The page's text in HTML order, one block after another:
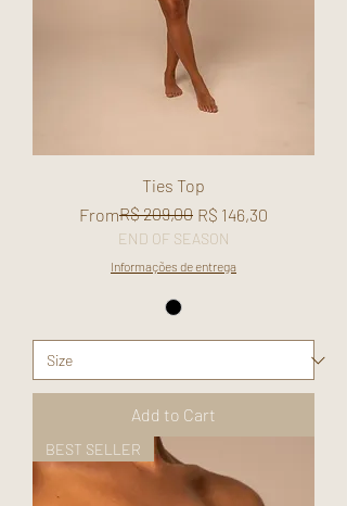
Ties Top
From
Regular Price
R$ 209,00 R$ 146,30
Sale Price
END OF SEASON
Informações de entrega
Add to Cart
BEST SELLER